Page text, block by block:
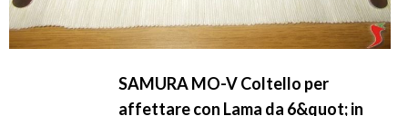
SAMURA MO-V Coltello per
affettare con Lama da 6&quot; in